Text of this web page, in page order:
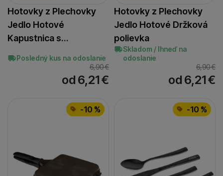
Hotovky z Plechovky
Jedlo Hotové
Kapustnica s…
Posledný kus na odoslanie
6,90€
od 6,21€
Hotovky z Plechovky
Jedlo Hotové Držková
polievka
Skladom / Ihneď na
odoslanie
6,90€
od 6,21€
-10 % -10 %